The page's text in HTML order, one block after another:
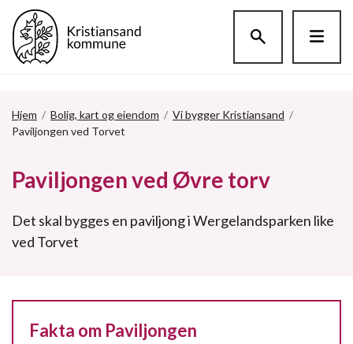
Hjem / Bolig, kart og eiendom / Vi bygger Kristiansand /
Paviljongen ved Torvet
Paviljongen ved Øvre torv
Det skal bygges en paviljong i Wergelandsparken like
ved Torvet
Fakta om Paviljongen